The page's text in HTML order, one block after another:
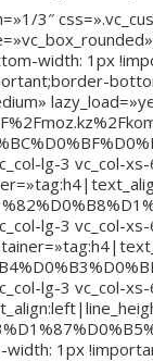
3″
width: 1px
lg-3 vc_col-
lg-3 vc_col-
lg-3 vc_col-
1px